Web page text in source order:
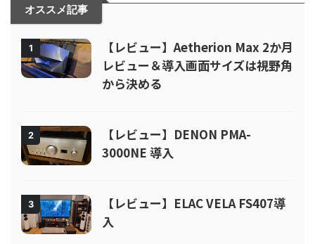
オススメ記事
1
【レビュー】Aetherion Max 2か月
レビュー＆導入画面サイズは視野角
から決める
2
【レビュー】DENON PMA-
3000NE 導入
3
【レビュー】ELAC VELA FS407導
入